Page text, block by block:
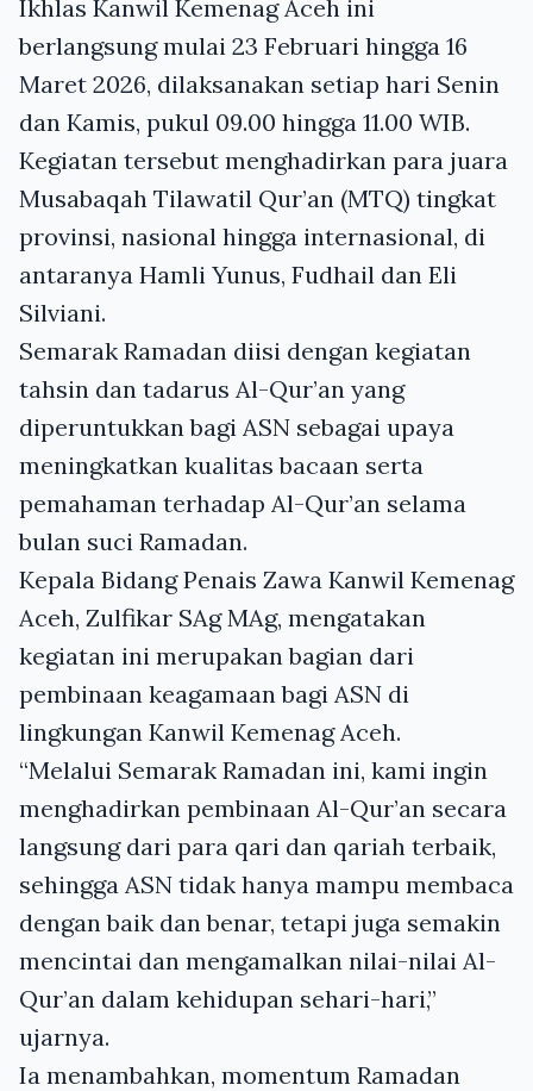
Ikhlas Kanwil Kemenag Aceh ini
berlangsung mulai 23 Februari hingga 16
Maret 2026, dilaksanakan setiap hari Senin
dan Kamis, pukul 09.00 hingga 11.00 WIB.
Kegiatan tersebut menghadirkan para juara
Musabaqah Tilawatil Qur’an (MTQ) tingkat
provinsi, nasional hingga internasional, di
antaranya Hamli Yunus, Fudhail dan Eli
Silviani.
Semarak Ramadan diisi dengan kegiatan
tahsin dan tadarus Al-Qur’an yang
diperuntukkan bagi ASN sebagai upaya
meningkatkan kualitas bacaan serta
pemahaman terhadap Al-Qur’an selama
bulan suci Ramadan.
Kepala Bidang Penais Zawa Kanwil Kemenag
Aceh, Zulfikar SAg MAg, mengatakan
kegiatan ini merupakan bagian dari
pembinaan keagamaan bagi ASN di
lingkungan Kanwil Kemenag Aceh.
“Melalui Semarak Ramadan ini, kami ingin
menghadirkan pembinaan Al-Qur’an secara
langsung dari para qari dan qariah terbaik,
sehingga ASN tidak hanya mampu membaca
dengan baik dan benar, tetapi juga semakin
mencintai dan mengamalkan nilai-nilai Al-
Qur’an dalam kehidupan sehari-hari,”
ujarnya.
Ia menambahkan, momentum Ramadan